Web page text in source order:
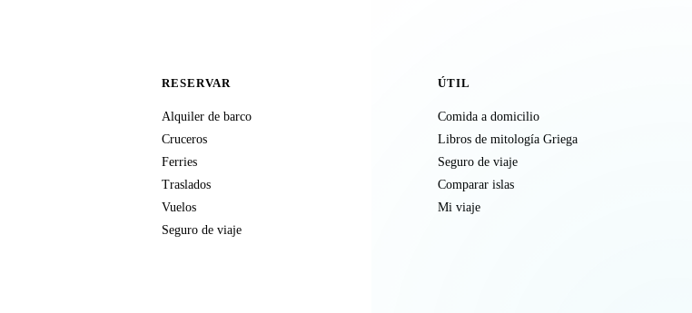
RESERVAR
Alquiler de barco
Cruceros
Ferries
Traslados
Vuelos
Seguro de viaje
ÚTIL
Comida a domicilio
Libros de mitología Griega
Seguro de viaje
Comparar islas
Mi viaje